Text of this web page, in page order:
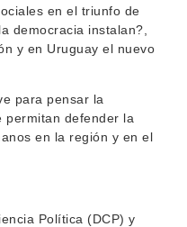
en el triunfo de
democracia instalan?,
y en Uruguay el nuevo
para pensar la
permitan defender la
en la región y en el
Política (DCP) y